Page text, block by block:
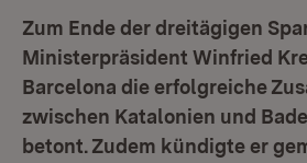
Zum Ende der dreitägigen
Ministerpräsident Winfried
Barcelona die erfolgreiche
zwischen Katalonien und
betont. Zudem kündigte er